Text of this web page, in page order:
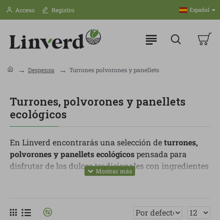
Acceso Registro Español
Despensa Turrones polvorones y panellets
Turrones, polvorones y panellets
ecológicos
En Linverd encontrarás una selección deturrones,
polvorones y panellets ecológicospensada para
disfrutar de los dulces tradicionales con ingredientes
de mejor calidad. Son opciones ideales para Navidad,
con una elección más cuidada.